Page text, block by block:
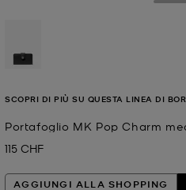
Portafoglio MK Pop Charm
Prezzo attuale
115 CHF
SCOPRI DI PIÙ SU QUESTA LINEA DI
AGGIUNGI ALLA SHOPPING